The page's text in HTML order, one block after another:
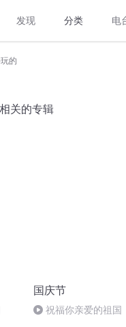
发现 分类 电
的
相关的专辑
国庆节
祝福你亲爱的祖国